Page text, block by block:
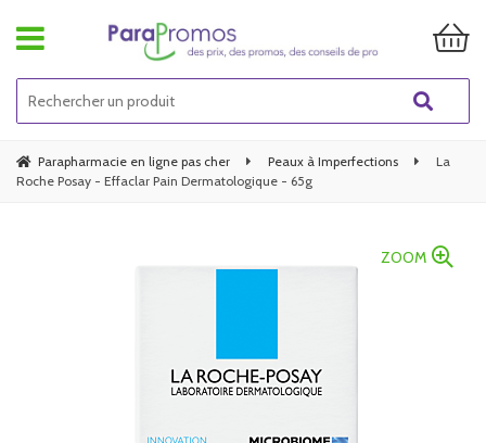
Parapharmacie en ligne pas cher Peaux à Imperfections
La
Roche Posay - Effaclar Pain Dermatologique - 65g
ZOOM